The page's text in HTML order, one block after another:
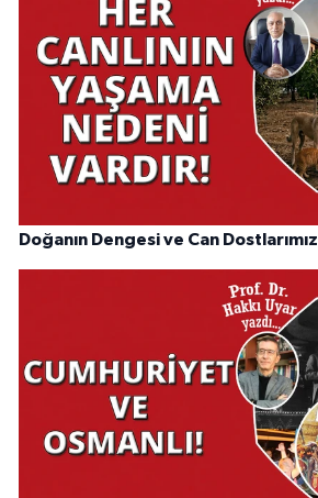
Doğanın Dengesi ve Can Dostlarımız